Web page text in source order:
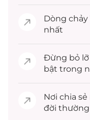
Dòng chảy
nhất
Đừng bỏ lỡ
bật trong
Nơi chia
đời thường